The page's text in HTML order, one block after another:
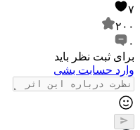
۷
۲۰۰
۰
برای ثبت نظر باید
وارد حسابت بشی